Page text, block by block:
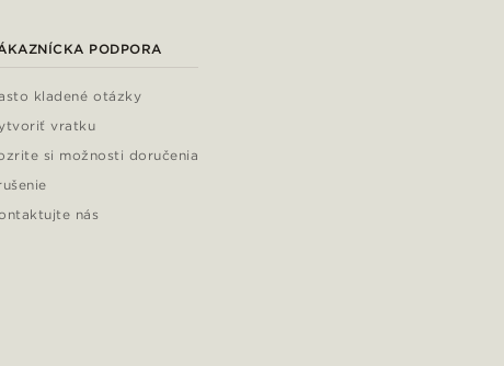
PODPORA
kladené otázky
vratku
si možnosti doručenia
nás